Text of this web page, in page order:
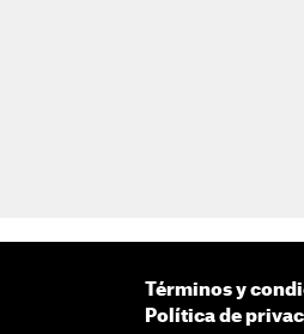
Términos y
Política de